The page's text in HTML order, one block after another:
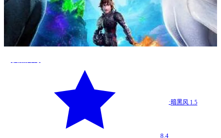
8.4
·暗黑风 1.5